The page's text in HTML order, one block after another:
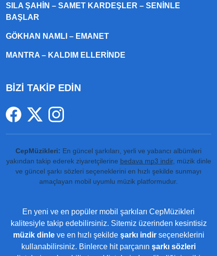
SILA ŞAHIN – SAMET KARDEŞLER – SENINLE
BAŞLAR
GÖKHAN NAMLI – EMANET
MANTRA – KALDIM ELLERINDE
BİZİ TAKİP EDİN
CepMüzikleri: En güncel şarkıları, yerli ve yabancı albümleri
yakından takip ederek ziyaretçilerine bedava mp3 indir, müzik dinle
ve güncel şarkı sözleri seçeneklerini en hızlı şekilde sunmayı
amaçlayan mobil uyumlu müzik platformudur.
En yeni ve en popüler mobil şarkıları CepMüzikleri
kalitesiyle takip edebilirsiniz. Sitemiz üzerinden kesintisiz
müzik dinleve en hızlı şekilde şarkı indirseçeneklerini
kullanabilirsiniz. Binlerce hit parçanın şarkı sözleri